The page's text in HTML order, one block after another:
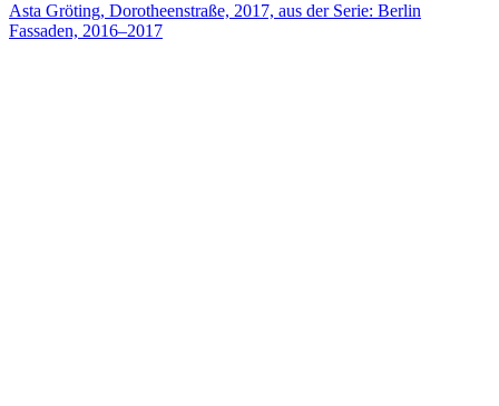
Asta Gröting, Dorotheenstraße, 2017, aus der Serie: Berlin
Fassaden, 2016–2017